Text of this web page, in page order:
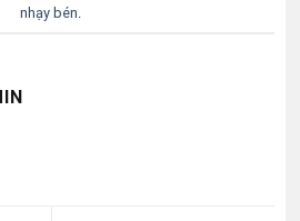
nhạy bén